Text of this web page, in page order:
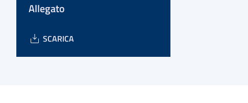
Allegato
SCARICA